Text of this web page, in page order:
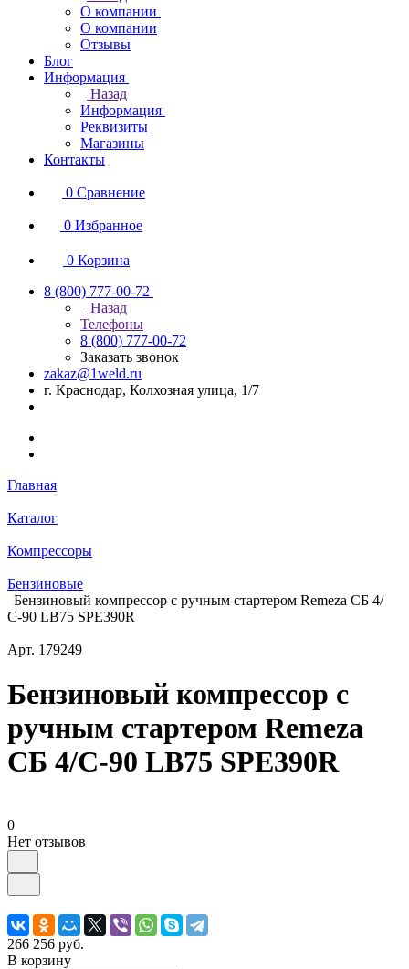
О компании
О компании
Отзывы
Блог
Информация
Назад
Информация
Реквизиты
Магазины
Контакты
0 Сравнение
0 Избранное
0 Корзина
8 (800) 777-00-72
Назад
Телефоны
8 (800) 777-00-72
Заказать звонок
zakaz@1weld.ru
г. Краснодар, Колхозная улица, 1/7
Главная
Каталог
Компрессоры
Бензиновые
Бензиновый компрессор с ручным стартером Remeza СБ 4/
С-90 LB75 SPE390R
Арт. 179249
Бензиновый компрессор с
ручным стартером Remeza
СБ 4/С-90 LB75 SPE390R
0
Нет отзывов
266 256 руб.
В корзину